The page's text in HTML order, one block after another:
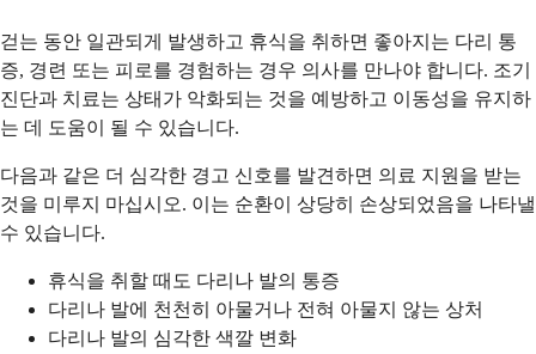
걷는 동안 일관되게 발생하고 휴식을 취하면 좋아지는 다리 통
증, 경련 또는 피로를 경험하는 경우 의사를 만나야 합니다. 조기
진단과 치료는 상태가 악화되는 것을 예방하고 이동성을 유지하
는 데 도움이 될 수 있습니다.
다음과 같은 더 심각한 경고 신호를 발견하면 의료 지원을 받는
것을 미루지 마십시오. 이는 순환이 상당히 손상되었음을 나타낼
수 있습니다.
휴식을 취할 때도 다리나 발의 통증
다리나 발에 천천히 아물거나 전혀 아물지 않는 상처
다리나 발의 심각한 색깔 변화